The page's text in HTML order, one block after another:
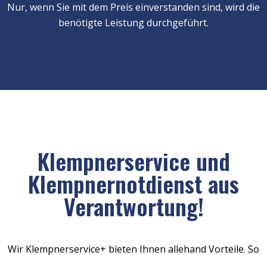
Nur, wenn Sie mit dem Preis einverstanden sind, wird die
benötigte Leistung durchgeführt.
Klempnerservice und
Klempnernotdienst aus
Verantwortung!
Wir Klempnerservice+ bieten Ihnen allehand Vorteile. So